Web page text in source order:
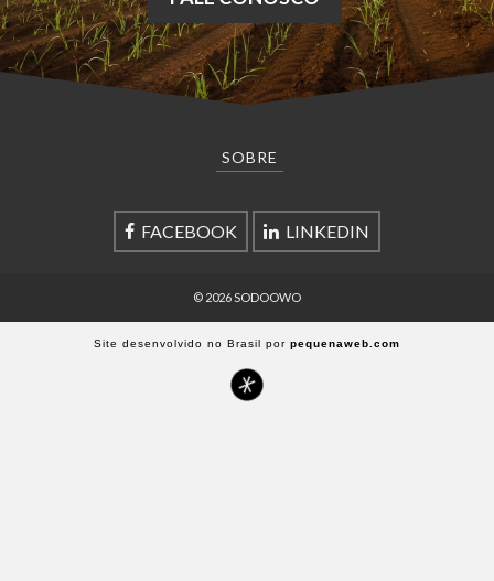
SOBRE
FACEBOOK LINKEDIN
© 2026 SODOOWO
Site desenvolvido no Brasil por pequenaweb.com